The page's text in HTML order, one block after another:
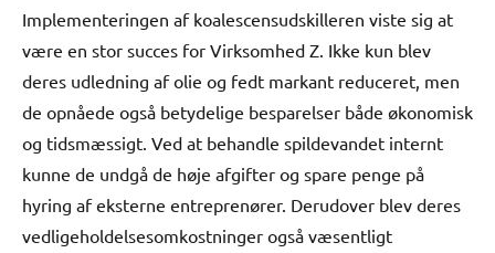
Implementeringen af koalescensudskilleren viste sig at
være en stor succes for Virksomhed Z. Ikke kun blev
deres udledning af olie og fedt markant reduceret, men
de opnåede også betydelige besparelser både økonomisk
og tidsmæssigt. Ved at behandle spildevandet internt
kunne de undgå de høje afgifter og spare penge på
hyring af eksterne entreprenører. Derudover blev deres
vedligeholdelsesomkostninger også væsentligt